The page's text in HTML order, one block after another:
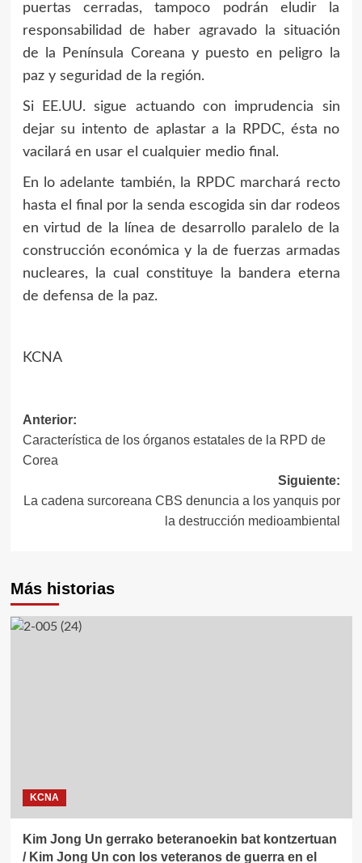
puertas cerradas, tampoco podrán eludir la
responsabilidad de haber agravado la situación
de la Península Coreana y puesto en peligro la
paz y seguridad de la región.
Si EE.UU. sigue actuando con imprudencia sin
dejar su intento de aplastar a la RPDC, ésta no
vacilará en usar el cualquier medio final.
En lo adelante también, la RPDC marchará recto
hasta el final por la senda escogida sin dar rodeos
en virtud de la línea de desarrollo paralelo de la
construcción económica y la de fuerzas armadas
nucleares, la cual constituye la bandera eterna
de defensa de la paz.
KCNA
Navegación
de
Anterior:
Característica de los órganos estatales de la RPD de
Corea
Siguiente:
La cadena surcoreana CBS denuncia a los yanquis por
la destrucción medioambiental
Más historias
KCNA
Kim Jong Un gerrako beteranoekin bat kontzertuan
/ Kim Jong Un con los veteranos de guerra en el